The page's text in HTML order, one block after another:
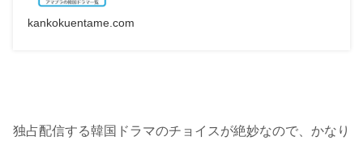
kankokuentame.com
独占配信する韓国ドラマのチョイスが絶妙なので、かなり